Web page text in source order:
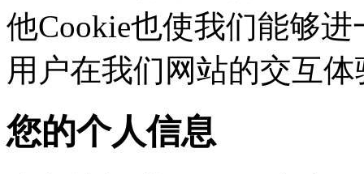
他Cookie也使我们能够进
用户在我们网站的交互体
您的个人信息